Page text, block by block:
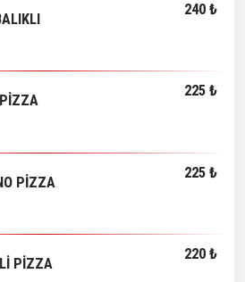
240 ₺
225 ₺
PİZZA
225 ₺
PİZZA
220 ₺